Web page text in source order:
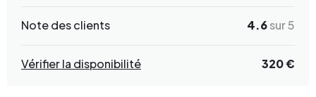
Note des clients 4.6sur 5
Vérifier la disponibilité 320 €